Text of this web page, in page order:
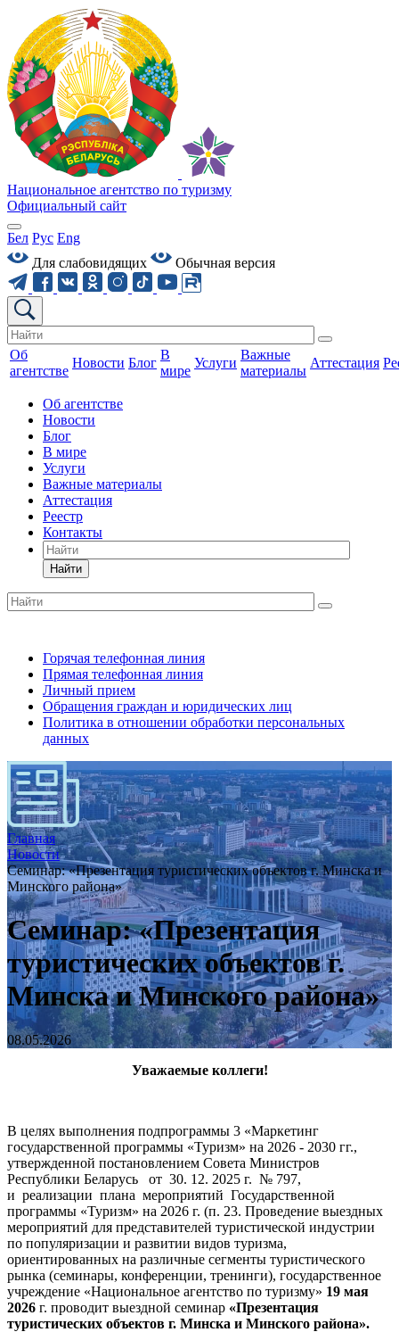
Национальное агентство по туризму
Официальный сайт
Бел Рус Eng
Для слабовидящих
Обычная версия
Об
агентстве
Новости Блог
В
мире
Услуги
Важные
материалы
Аттестация
Об агентстве
Новости
Блог
В мире
Услуги
Важные материалы
Аттестация
Реестр
Контакты
Найти
Горячая телефонная линия
Прямая телефонная линия
Личный прием
Обращения граждан и юридических лиц
Политика в отношении обработки персональных
данных
Главная
Новости
Семинар: «Презентация туристических объектов г. Минска и
Минского района»
Семинар: «Презентация
туристических объектов г.
Минска и Минского района»
08.05.2026
Уважаемые коллеги!
В целях выполнения подпрограммы 3 «Маркетинг
государственной программы «Туризм» на 2026 - 2030 гг.,
утвержденной постановлением Совета Министров
Республики Беларусь от 30. 12. 2025 г. № 797,
и реализации плана мероприятий Государственной
программы «Туризм» на 2026 г. (п. 23. Проведение выездных
мероприятий для представителей туристической индустрии
по популяризации и развитии видов туризма,
ориентированных на различные сегменты туристического
рынка (семинары, конференции, тренинги), государственное
учреждение «Национальное агентство по туризму» 19 мая
2026 г. проводит выездной семинар «Презентация
туристических объектов г. Минска и Минского района».